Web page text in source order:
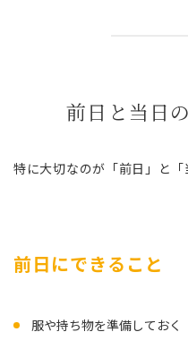
前日と当日
特に大切なのが「前日」と「
前日にできること
服や持ち物を準備しておく